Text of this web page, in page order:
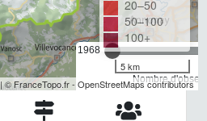
1968
Nombre
20–50
50–100
100+
5 km
| © FranceTopo.fr - OpenStreetMaps contributors